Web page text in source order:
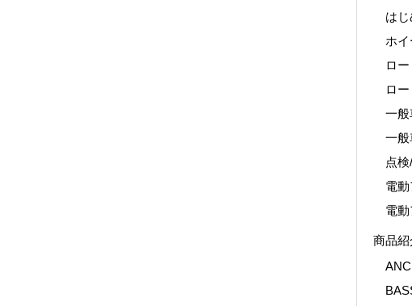
はじ
ホ
ロ
ロ
一般
一般
点
電
電
商品紹